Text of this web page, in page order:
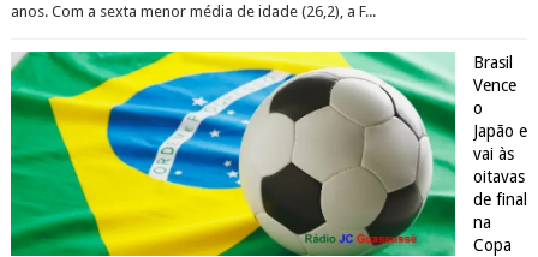
anos. Com a sexta menor média de idade (26,2), a F...
Brasil
Vence
o
Japão e
vai às
oitavas
de final
na
Copa